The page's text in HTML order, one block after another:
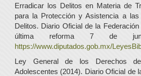
Erradicar los Delitos en Materia de
para la Protección y Asistencia a
Delitos. Diario Oficial de la
última reforma 7 de
https://www.diputados.gob.mx/
Ley General de los Derechos
Adolescentes (2014). Diario Oficial de